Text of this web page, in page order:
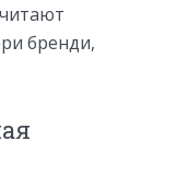
бренди,